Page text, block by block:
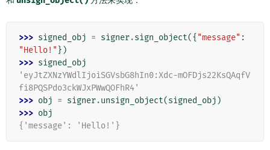
>>> signed_obj = signer.sign_object({ "message" :
"Hello!" })
>>> signed_obj
'eyJtZXNzYWdlIjoiSGVsbG8hIn0:Xdc-mOFDjs22KsQAqfV
fi8PQSPdo3ckWJxPWwQOFhR4'
>>> obj = signer.unsign_object(signed_obj )
>>> obj
{'message': 'Hello!'}